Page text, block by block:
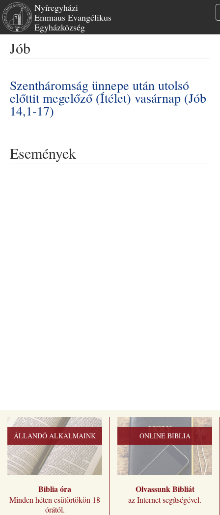
Ugrás
Nyíregyházi
Emmaus Evangélikus
Egyházközség
Jób
Szentháromság ünnepe után utolsó
előttit megelőző (Ítélet) vasárnap (Jób
14,1-17)
Események
ÁLLANDÓ ALKALMAINK
Biblia óra
Minden héten csütörtökön 18
órától.
ONLINE BIBLIA
Olvassunk Bibliát
az Internet segítségével.